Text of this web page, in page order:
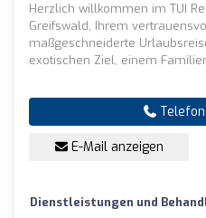
Herzlich willkommen im TUI
Greifswald, Ihrem
maßgeschneiderte
exotischen Ziel, einem
E-Mail anzeigen
Dienstleistungen und